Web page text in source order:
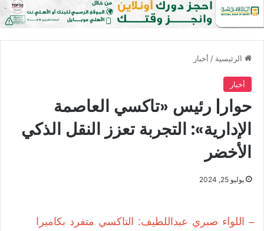
الرئيسية / أخبار
أخبار
حوار| رئيس «تاكسي العاصمة
الإدارية»: التجربة تعزز النقل الذكي
الأخضر
يوليو 25, 2024
– اللواء صبري عبداللطيف: التاكسي متفرد بكاميرا